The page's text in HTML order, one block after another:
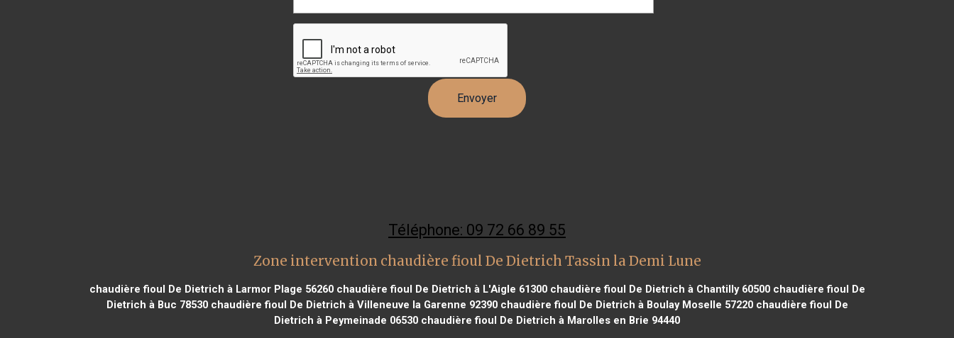
Téléphone: 09 72 66 89 55
Zone intervention chaudière fioul De Dietrich Tassin la Demi Lune
chaudière fioul De Dietrich à Larmor Plage 56260chaudière fioul De Dietrich à L'Aigle 61300chaudière fioul De Dietrich à Chantilly 60500chaudière fioul De
Dietrich à Buc 78530chaudière fioul De Dietrich à Villeneuve la Garenne 92390chaudière fioul De Dietrich à Boulay Moselle 57220chaudière fioul De
Dietrich à Peymeinade 06530 chaudière fioul De Dietrich à Marolles en Brie 94440